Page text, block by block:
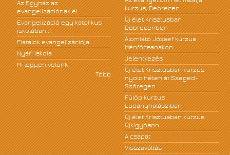
Az Egyház az
evangelizációnak él
Evangelizáció egy katolikus
iskolában...
Fiatalok evangelizációja
Nyári iskola
Mi legyen velünk
Több
kurzus, Debrecen
Új élet Krisztusban
Debrecenben
Álomlátó József kurzus
Ménfőcsanakon
Jelentkezés
Új élet Krisztusban kurzus
nyolc héten át Szeged-
Szőregen
Fülöp kurzus
Ludányhalásziban
Új élet Krisztusban kurzus
Újkígyóson
A csapat
Visszaváltás